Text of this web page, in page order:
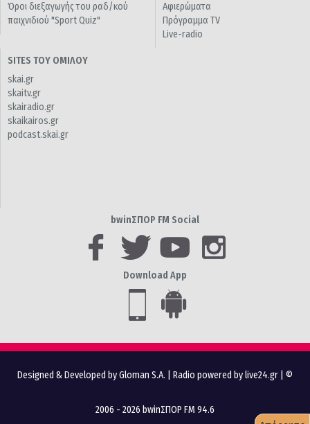
Όροι διεξαγωγής του ραδ/κού
παιχνιδιού "Sport Quiz"
Αφιερώματα
Πρόγραμμα TV
Live-radio
SITES ΤΟΥ ΟΜΙΛΟΥ
skai.gr
skaitv.gr
skairadio.gr
skaikairos.gr
podcast.skai.gr
bwinΣΠΟΡ FM Social
Download App
Designed & Developed by Gloman S.A. Radio powered by live24.gr | ©
2006 - 2026 bwinΣΠΟΡ FM 94.6